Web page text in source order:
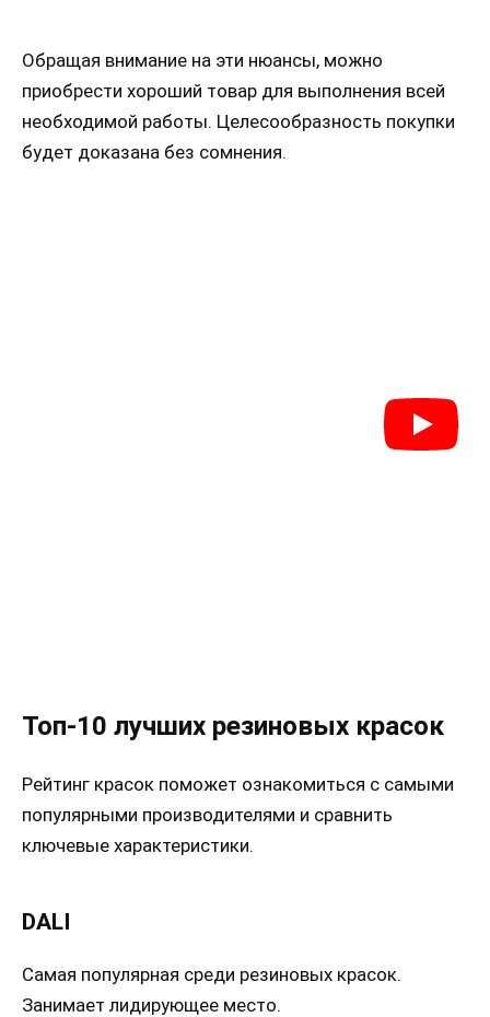
Обращая внимание на эти нюансы, можно
приобрести хороший товар для выполнения всей
необходимой работы. Целесообразность покупки
будет доказана без сомнения.
Топ-10 лучших резиновых красок
Рейтинг красок поможет ознакомиться с самыми
популярными производителями и сравнить
ключевые характеристики.
DALI
Самая популярная среди резиновых красок.
Занимает лидирующее место.